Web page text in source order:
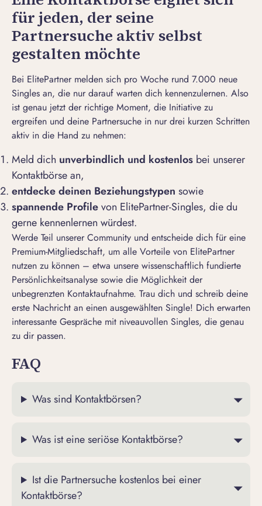
für jeden, der seine
Partnersuche aktiv selbst
gestalten möchte
Bei ElitePartner melden sich pro Woche rund 7.000 neue
Singles an, die nur darauf warten dich kennenzulernen. Also
ist genau jetzt der richtige Moment, die Initiative zu
ergreifen und deine Partnersuche in nur drei kurzen Schritten
aktiv in die Hand zu nehmen:
Meld dich unverbindlich und kostenlos bei unserer
Kontaktbörse an,
entdecke deinen Beziehungstypen sowie
spannende Profilevon ElitePartner-Singles, die du
gerne kennenlernen würdest.
Werde Teil unserer Community und entscheide dich für eine
Premium-Mitgliedschaft, um alle Vorteile von ElitePartner
nutzen zu können – etwa unsere wissenschaftlich fundierte
Persönlichkeitsanalyse sowie die Möglichkeit der
unbegrenzten Kontaktaufnahme. Trau dich und schreib deine
erste Nachricht an einen ausgewählten Single! Dich erwarten
interessante Gespräche mit niveauvollen Singles, die genau
zu dir passen.
FAQ
Was sind Kontaktbörsen?
Was ist eine seriöse Kontaktbörse?
Ist die Partnersuche kostenlos bei einer
Kontaktbörse?